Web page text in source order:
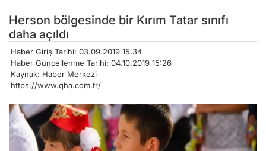
Herson bölgesinde bir Kırım Tatar sınıfı
daha açıldı
Haber Giriş Tarihi: 03.09.2019 15:34
Haber Güncellenme Tarihi: 04.10.2019 15:26
Kaynak: Haber Merkezi
https://www.qha.com.tr/